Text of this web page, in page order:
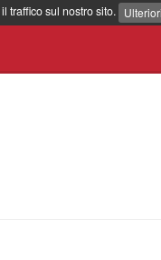
traffico sul nostro sito.